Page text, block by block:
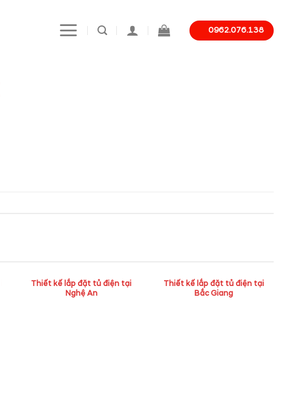
0962.076.138
Thiết kế lắp đặt tủ điện tại
Nghệ An
Thiết kế lắp đặt tủ điện tại
Bắc Giang